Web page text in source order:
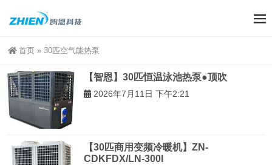
首页 » 30匹空气能热泵
【智恩】30匹恒温泳池热泵●顶吹
2026年7月11日 下午2:21
【30匹商用变频冷暖机】ZN-
CDKFDX/LN-300I